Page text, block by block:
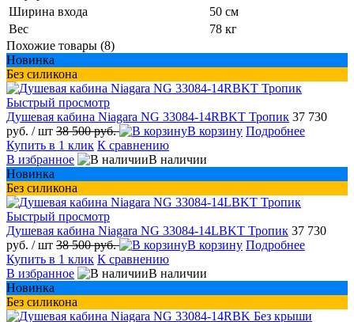
Ширина входа
50 см
Вес
78 кг
Похожие товары (8)
Новинка
Без силикона
Быстрый просмотр
Душевая кабина Niagara NG 33084-14RBKT Тропик 37 730
руб. / шт 38 500 руб. В корзину Подробнее
Купить в 1 клик К сравнению
В избранное
В наличии
Новинка
Без силикона
Быстрый просмотр
Душевая кабина Niagara NG 33084-14LBKT Тропик 37 730
руб. / шт 38 500 руб. В корзину Подробнее
Купить в 1 клик К сравнению
В избранное
В наличии
Новинка
Без силикона